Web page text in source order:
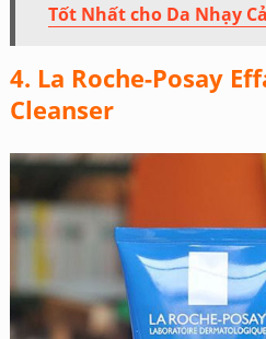
Tốt Nhất cho Da Nhạy
4. La Roche-Posay
Cleanser